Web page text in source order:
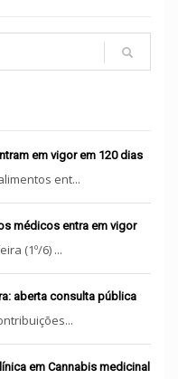
em vigor em 120 dias
ent...
médicos entra em vigor
(1º/6) ...
aberta consulta pública
em Cannabis medicinal